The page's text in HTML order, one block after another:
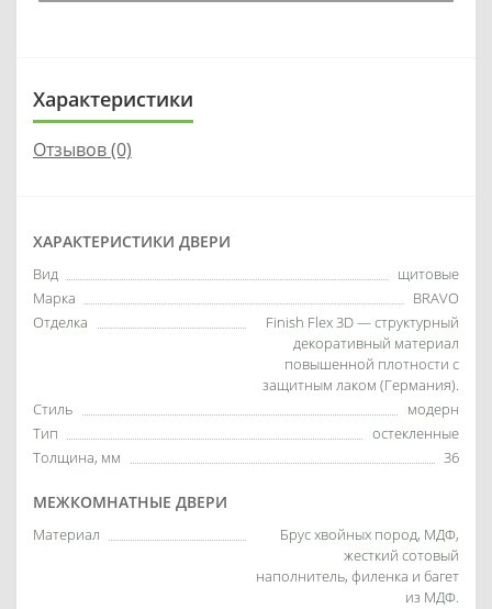
Характеристики
Отзывов (0)
ХАРАКТЕРИСТИКИ ДВЕРИ
Вид
щитовые
Марка
BRAVO
Отделка
Finish Flex 3D — структурный
декоративный материал
повышенной плотности с
защитным лаком (Германия).
Стиль
модерн
Тип
остекленные
Толщина, мм
36
МЕЖКОМНАТНЫЕ ДВЕРИ
Материал
Брус хвойных пород, МДФ,
жесткий сотовый
наполнитель, филенка и багет
из МДФ.